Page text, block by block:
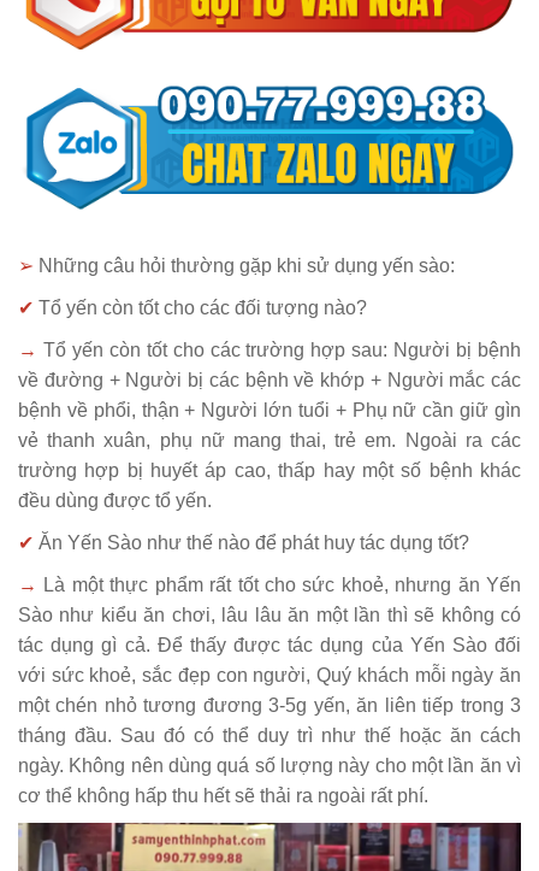
➢ Những câu hỏi thường gặp khi sử dụng yến sào:
✔ Tổ yến còn tốt cho các đối tượng nào?
→ Tổ yến còn tốt cho các trường hợp sau: Người bị bệnh
về đường + Người bị các bệnh về khớp + Người mắc các
bệnh về phổi, thận + Người lớn tuổi + Phụ nữ cần giữ gìn
vẻ thanh xuân, phụ nữ mang thai, trẻ em. Ngoài ra các
trường hợp bị huyết áp cao, thấp hay một số bệnh khác
đều dùng được tổ yến.
✔ Ăn Yến Sào như thế nào để phát huy tác dụng tốt?
→
Là một thực phẩm rất tốt cho sức khoẻ, nhưng ăn Yến
Sào như kiểu ăn chơi, lâu lâu ăn một lần thì sẽ không có
tác dụng gì cả. Để thấy được tác dụng của Yến Sào đối
với sức khoẻ, sắc đẹp con người, Quý khách mỗi ngày ăn
một chén nhỏ tương đương 3-5g yến, ăn liên tiếp trong 3
tháng đầu. Sau đó có thể duy trì như thế hoặc ăn cách
ngày. Không nên dùng quá số lượng này cho một lần ăn vì
cơ thể không hấp thu hết sẽ thải ra ngoài rất phí.